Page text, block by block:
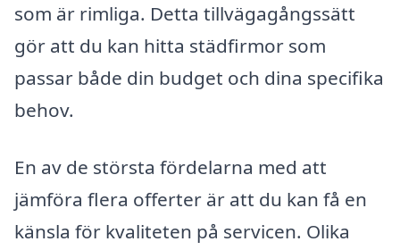
som är rimliga. Detta tillvägagångssätt
gör att du kan hitta städfirmor som
passar både din budget och dina specifika
behov.
En av de största fördelarna med att
jämföra flera offerter är att du kan få en
känsla för kvaliteten på servicen. Olika